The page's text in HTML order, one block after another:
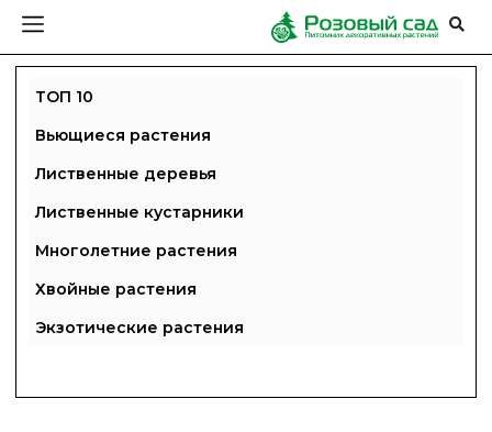
ТОП 10
Вьющиеся растения
Лиственные деревья
Лиственные кустарники
Многолетние растения
Хвойные растения
Экзотические растения